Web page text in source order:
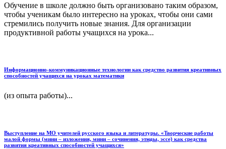
Обучение в школе должно быть организовано таким образом,
чтобы ученикам было интересно на уроках, чтобы они сами
стремились получить новые знания. Для организации
продуктивной работы учащихся на урока...
Информационно-коммуникационные технологии как средство развития креативных
способностей учащихся на уроках математики
(из опыта работы)...
Выступление на МО учителей русского языка и литературы. «Творческие работы
малой формы (мини – изложения, мини – сочинения, этюды, эссе) как средства
развития креативных способностей учащихся»